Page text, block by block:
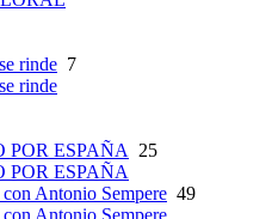
rinde 7
rinde
POR ESPAÑA
25
POR ESPAÑA
con Antonio Sempere 49